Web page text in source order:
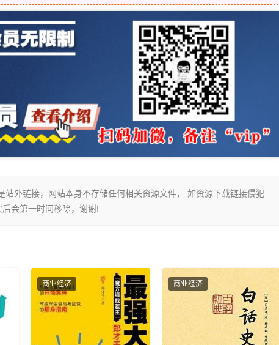
外链接，网站本身不存储任何相关资源文件， 如资源下载链接侵犯
会第一时间移除，谢谢!
商业经济 商业经济